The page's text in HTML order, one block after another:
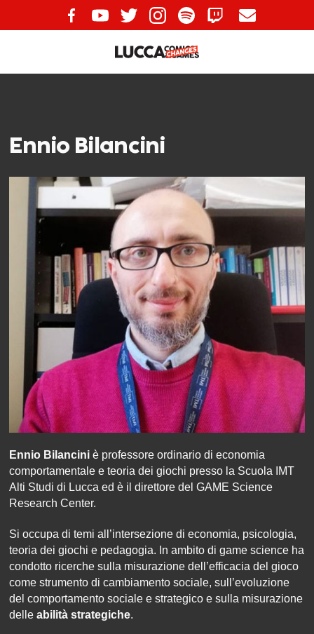
Ennio Bilancini
Ennio Bilancini è professore ordinario di economia
comportamentale e teoria dei giochi presso la Scuola IMT
Alti Studi di Lucca ed è il direttore del GAME Science
Research Center.
Si occupa di temi all’intersezione di economia, psicologia,
teoria dei giochi e pedagogia. In ambito di game science ha
condotto ricerche sulla misurazione dell’efficacia del gioco
come strumento di cambiamento sociale, sull’evoluzione
del comportamento sociale e strategico e sulla misurazione
delleabilità strategiche.